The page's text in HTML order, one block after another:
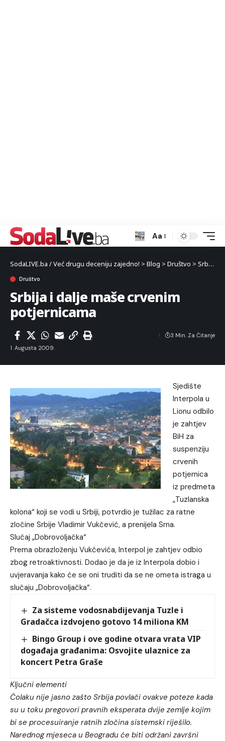
Aa
SodaLIVE.ba / Već drugu deceniju zajedno! > Blog > Društvo > Srbija i dalje maše crvenim potjernicama
Društvo
Srbija i dalje maše crvenim
potjernicama
1. Augusta 2009.
3 Min. Za Čitanje
Sjedište
Interpola u
Lionu odbilo
je zahtjev
BiH za
suspenziju
crvenih
potjernica
iz predmeta
„Tuzlanska
kolona“ koji se vodi u Srbiji, potvrdio je tužilac za ratne
zločine Srbije Vladimir Vukčević, a prenijela Srna.
Slučaj „Dobrovoljačka“
Prema obrazloženju Vukčevića, Interpol je zahtjev odbio
zbog retroaktivnosti. Dodao je da je iz Interpola dobio i
uvjeravanja kako će se oni truditi da se ne ometa istraga u
slučaju „Dobrovoljačka“.
Za sisteme vodosnabdijevanja Tuzle i
Gradačca izdvojeno gotovo 14 miliona KM
Bingo Group i ove godine otvara vrata VIP
događaja građanima: Osvojite ulaznice za
koncert Petra Graše
Ključni elementi
Čolaku nije jasno zašto Srbija povlači ovakve poteze kada
su u toku pregovori pravnih eksperata dvije zemlje kojim
bi se procesuiranje ratnih zločina sistemski riješilo.
Narednog mjeseca u Beogradu će biti održani završni